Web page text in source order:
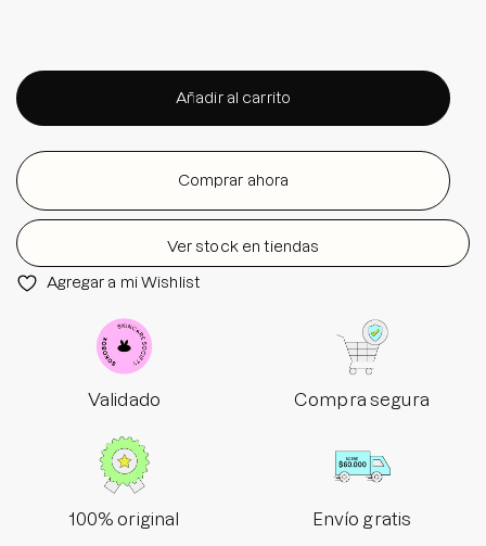
Añadir al carrito
Comprar ahora
Ver stock en tiendas
Agregar a mi Wishlist
Validado Compra segura
100% original Envío gratis